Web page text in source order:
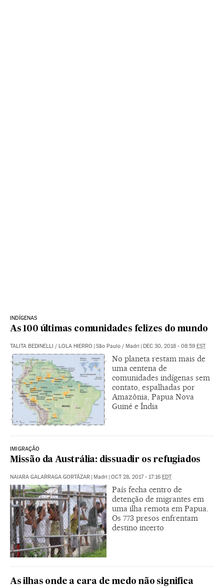
INDÍGENAS
As 100 últimas comunidades felizes do mundo
TALITA BEDINELLI / LOLA HIERRO São Paulo / Madri DEC 30, 2018 - 08:59 EST
No planeta restam mais de
uma centena de
comunidades indígenas sem
contato, espalhadas por
Amazônia, Papua Nova
Guiné e Índia
IMIGRAÇÃO
Missão da Austrália: dissuadir os refugiados
NAIARA GALARRAGA GORTÁZAR Madri OCT 28, 2017 - 17:16 EDT
País fecha centro de
detenção de migrantes em
uma ilha remota em Papua.
Os 773 presos enfrentam
destino incerto
As ilhas onde a cara de medo não significa